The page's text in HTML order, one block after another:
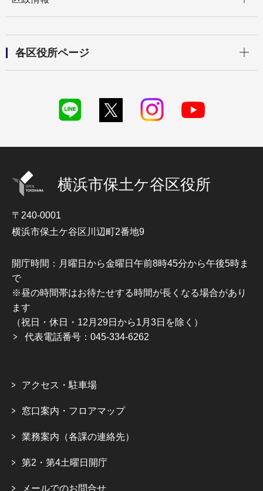
各区役所ページ
横浜市保土ケ谷区役所
〒240-0001
横浜市保土ケ谷区川辺町2番地9
開庁時間：月曜日から金曜日午前8時45分から午後5時ま
で
※昼の時間帯はお待たせする時間が長くなる場合があり
ます
（祝日・休日・12月29日から1月3日を除く）
代表電話番号：045-334-6262
アクセス・駐車場
窓口案内・フロアマップ
業務案内（各課の連絡先）
第2・第4土曜日開庁
メールでのお問合せ